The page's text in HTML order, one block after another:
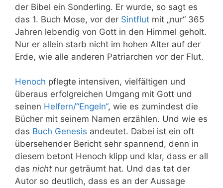
der Bibel ein Sonderling. Er wurde, so sagt es
das 1. Buch Mose, vor der Sintflut mit „nur“ 365
Jahren lebendig von Gott in den Himmel geholt.
Nur er allein starb nicht im hohen Alter auf der
Erde, wie alle anderen Patriarchen vor der Flut.
Henoch pflegte intensiven, vielfältigen und
überaus erfolgreichen Umgang mit Gott und
seinen Helfern/“Engeln“, wie es zumindest die
Bücher mit seinem Namen erzählen. Und wie es
das Buch Genesis andeutet. Dabei ist ein oft
übersehender Bericht sehr spannend, denn in
diesem betont Henoch klipp und klar, dass er all
das nicht nur geträumt hat. Und das tat der
Autor so deutlich, dass es an der Aussage